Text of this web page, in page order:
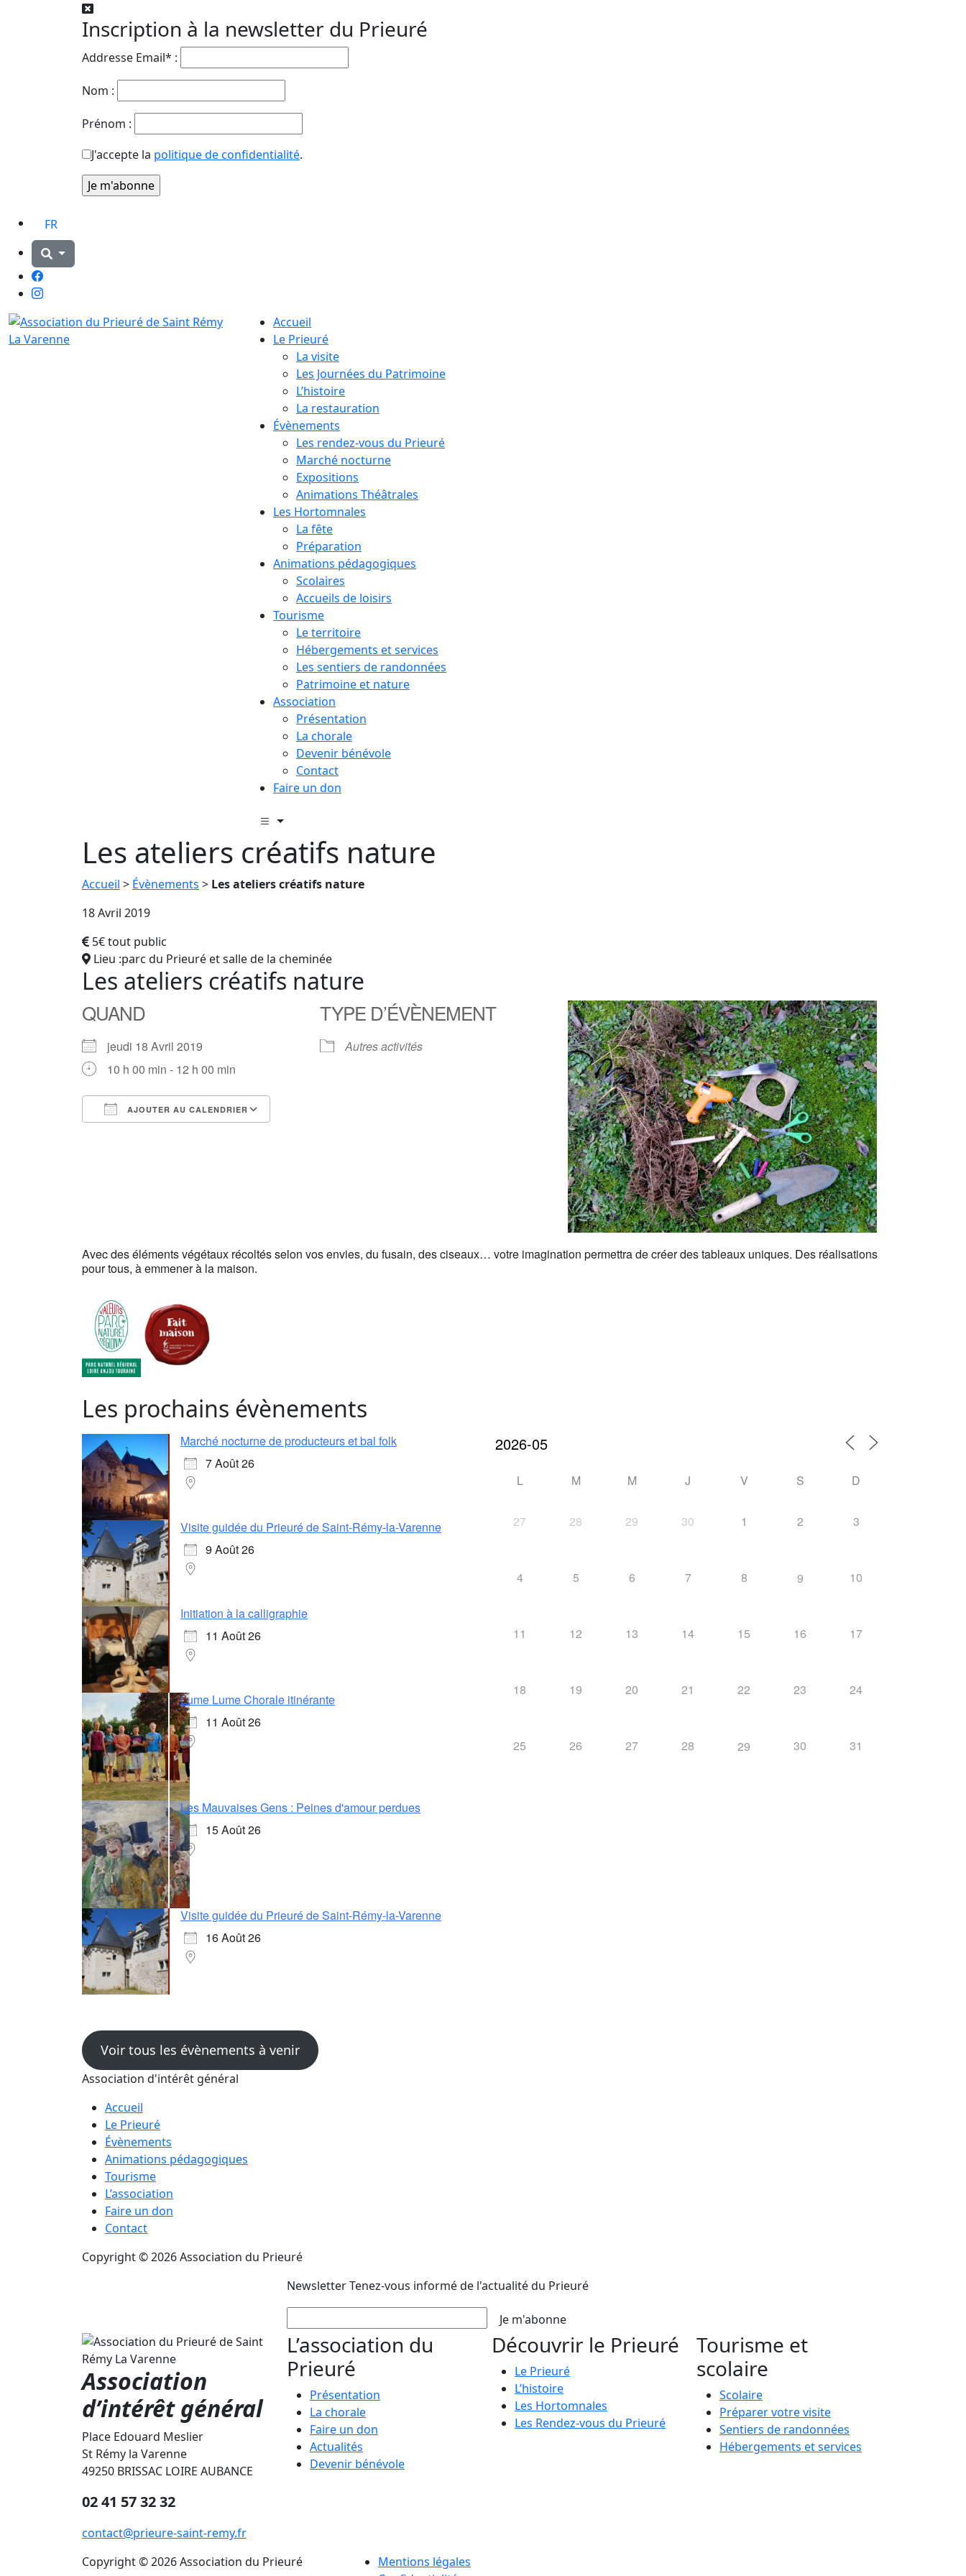
Inscription à la newsletter du Prieuré
Addresse Email* :
Nom :
Prénom :
J'accepte la politique de confidentialité.
FR
Facebook
Instagram
Accueil
Le Prieuré
La visite
Les Journées du Patrimoine
L’histoire
La restauration
Évènements
Les rendez-vous du Prieuré
Marché nocturne
Expositions
Animations Théâtrales
Les Hortomnales
La fête
Préparation
Animations pédagogiques
Scolaires
Accueils de loisirs
Tourisme
Le territoire
Hébergements et services
Les sentiers de randonnées
Patrimoine et nature
Association
Présentation
La chorale
Devenir bénévole
Contact
Faire un don
Les ateliers créatifs nature
Accueil > Évènements > Les ateliers créatifs nature
18 Avril 2019
5€ tout public
Lieu :parc du Prieuré et salle de la cheminée
Les ateliers créatifs nature
QUAND
jeudi 18 Avril 2019
10 h 00 min - 12 h 00 min
AJOUTER AU CALENDRIER
TYPE D’ÉVÈNEMENT
Autres activités
Avec des éléments végétaux récoltés selon vos envies, du fusain, des ciseaux… votre imagination permettra de créer des tableaux uniques. Des réalisations
pour tous, à emmener à la maison.
Les prochains évènements
Marché nocturne de producteurs et bal folk
7 Août 26
Visite guidée du Prieuré de Saint-Rémy-la-Varenne
9 Août 26
Initiation à la calligraphie
11 Août 26
Lume Lume Chorale itinérante
11 Août 26
Les Mauvaises Gens : Peines d'amour perdues
15 Août 26
Visite guidée du Prieuré de Saint-Rémy-la-Varenne
16 Août 26
Voir tous les évènements à venir
L M M J V S D
27 28 29 30 1 2 3
4 5 6 7 8 9 10
11 12 13 14 15 16 17
18 19 20 21 22 23 24
25 26 27 28 29 30 31
Association d'intérêt général
Accueil
Le Prieuré
Évènements
Animations pédagogiques
Tourisme
L’association
Faire un don
Contact
Copyright © 2026 Association du Prieuré
NewsletterTenez-vous informé de l'actualité du Prieuré
Je m'abonne
Association
d’intérêt général
Place Edouard Meslier
St Rémy la Varenne
49250 BRISSAC LOIRE AUBANCE
02 41 57 32 32
contact@prieure-saint-remy.fr
L’association du
Prieuré
Présentation
La chorale
Faire un don
Actualités
Devenir bénévole
Découvrir le Prieuré
Le Prieuré
L’histoire
Les Hortomnales
Les Rendez-vous du Prieuré
Tourisme et
scolaire
Scolaire
Préparer votre visite
Sentiers de randonnées
Hébergements et services
Copyright © 2026 Association du Prieuré
Mentions légales